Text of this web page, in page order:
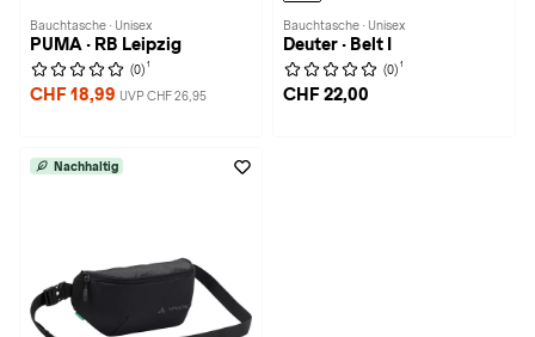
Bauchtasche · Unisex
PUMA · RB Leipzig
(0) 1
CHF 18,99 UVP CHF 26,95
Bauchtasche · Unisex
Deuter · Belt I
(0) 1
CHF 22,00
Nachhaltig